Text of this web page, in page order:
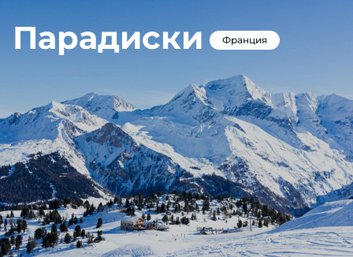
Парадиски Франция